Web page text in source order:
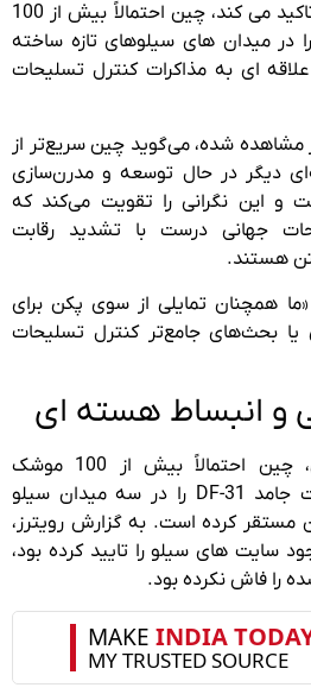
ساخت هسته ای و نظامی تاکید می کند، چین احتمالاً بیش از 100
در میدان های سیلوهای تازه ساخته
ای به مذاکرات کنترل تسلیحات
مشاهده شده، می‌گوید چین سریع‌تر از
دیگر در حال توسعه و مدرن‌سازی
و این نگرانی را تقویت می‌کند که
جهانی درست با تشدید رقابت
هستند.
همچنان تمایلی از سوی پکن برای
یا بحث‌های جامع‌تر کنترل تسلیحات
و انبساط هسته ای
بر اساس ارزیابی پنتاگون، چین احتمالاً بیش از 100 موشک
بالستیک قاره پیمای سوخت جامد DF-31 را در سه میدان سیلو
مستقر کرده است. به گزارش رویترز،
سایت های سیلو را تایید کرده بود،
را فاش نکرده بود.